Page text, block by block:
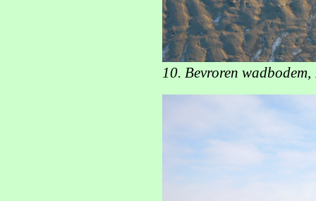
10. Bevroren